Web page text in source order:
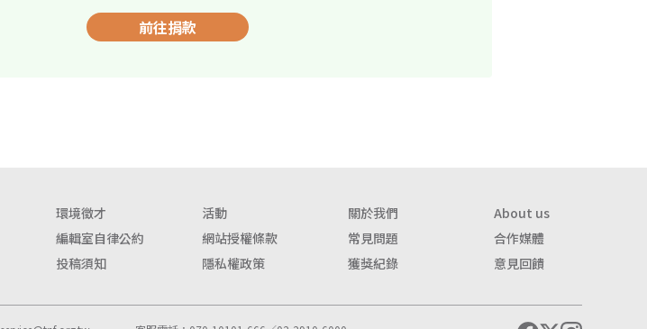
前往捐款
環境徵才 活動 關於我們
About us
編輯室自律公約
網站授權條款 常見問題
合作媒體
投稿須知
隱私權政策 獲獎紀錄 意見回饋